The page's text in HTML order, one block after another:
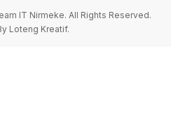
IT Nirmeke. All Rights Reserved.
Loteng Kreatif.